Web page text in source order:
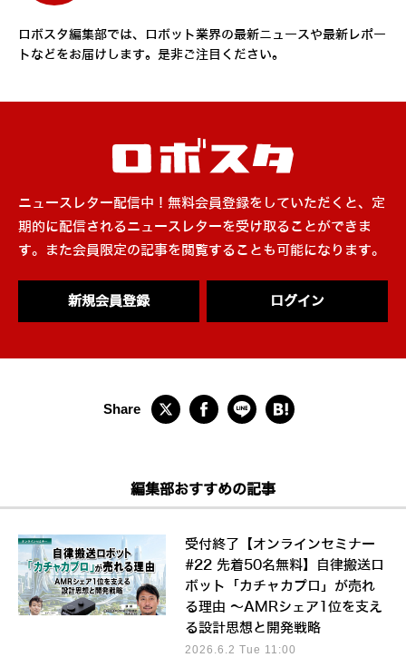
ロボスタ編集部では、ロボット業界の最新ニュースや最新レポー
トなどをお届けします。是非ご注目ください。
ニュースレター配信中！無料会員登録をしていただくと、定
期的に配信されるニュースレターを受け取ることができま
す。また会員限定の記事を閲覧することも可能になります。
新規会員登録 ログイン
編集部おすすめの記事
受付終了【オンラインセミナー
#22 先着50名無料】自律搬送ロ
ボット「カチャカプロ」が売れ
る理由 ～AMRシェア1位を支え
る設計思想と開発戦略
2026.6.2 Tue 11:00